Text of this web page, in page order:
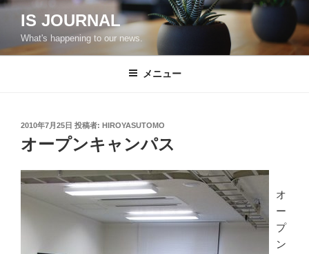
コ
ン
IS JOURNAL
What's happening to our news.
メニュー
投
日:
2010年7月25日 投稿者: HIROYASUTOMO
オープンキャンパス
オ
ー
プ
ン